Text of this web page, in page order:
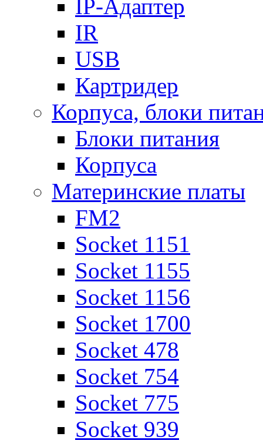
IP-Адаптер
IR
USB
Картридер
Корпуса, блоки
Блоки питания
Корпуса
Материнские платы
FM2
Socket 1151
Socket 1155
Socket 1156
Socket 1700
Socket 478
Socket 754
Socket 775
Socket 939